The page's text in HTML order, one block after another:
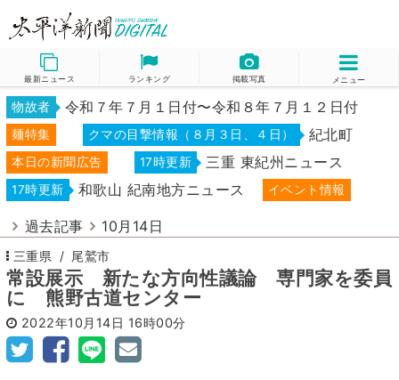
最新ニュース ランキング 掲載写真 メニュー
物故者 令和７年７月１日付〜令和８年７月１２日付
麺特集 クマの目撃情報（８月３日、４日） 紀北町
本日の新聞広告 17時更新 三重 東紀州ニュース
17時更新 和歌山 紀南地方ニュース イベント情報
過去記事 10月14日
三重県 尾鷲市
常設展示 新たな方向性議論 専門家を委員
に 熊野古道センター
2022年10月14日 16時00分